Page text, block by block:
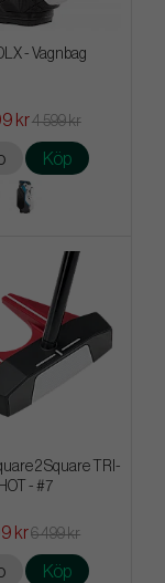
- Vagnbag
kr4 599 kr
Köp
2 Square TRI-
HOT - #7
kr6 499 kr
Köp